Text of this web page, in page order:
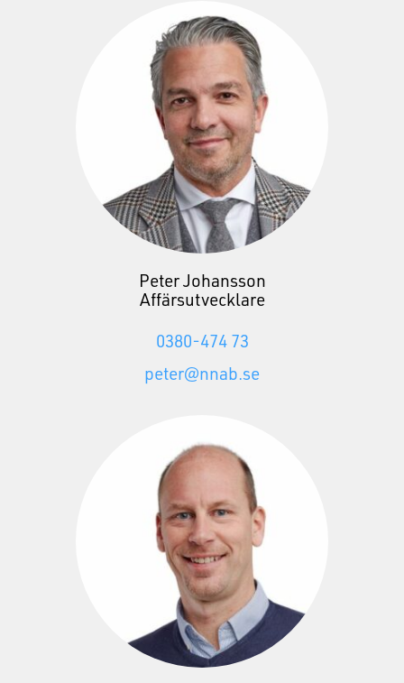
Peter Johansson
Affärsutvecklare
0380-474 73
peter@nnab.se